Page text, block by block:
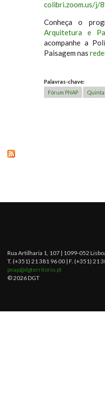
colibri.zoom.us/j/
Conheça o
Arquitetura e
acompanhe a
Paisagem nas
Palavras-chave:
Fórum PNAP
Quinta
Rua Artilharia 1, 107 | 1099-052
T. (+351) 21 381 96 00 | F. (+351) 21
pnap@dgterritorio.pt
© 2026 DGT